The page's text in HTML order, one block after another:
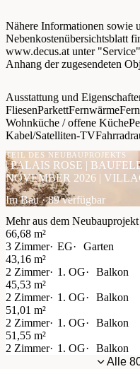
Nähere Informationen sowie
Nebenkostenübersichtsblatt
www.decus.at unter
Anhang der zugesendeten
Ausstattung und
FliesenParkettFernwärme
Wohnküche / offene Küche
Kabel/Satelliten-TV
TEIL DES NEUBAUPROJEKTS
| PALAIS ROSE |
NOVEMBER 2026 |
Im Bau · 89 verfügbar
Mehr aus dem Neubauprojekt
66,68 m²
3 Zimmer
EG Garten
43,16 m²
2 Zimmer
1. OG Balkon
45,53 m²
2 Zimmer
1. OG Balkon
51,01 m²
2 Zimmer
1. OG Balkon
51,55 m²
2 Zimmer
1. OG Balkon
Alle